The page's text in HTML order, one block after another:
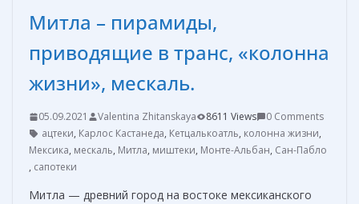
Митла – пирамиды,
приводящие в транс, «колонна
жизни», мескаль.
05.09.2021 Valentina Zhitanskaya 8611 Views
0 Comments
ацтеки, Карлос Кастанеда, Кетцалькоатль, колонна жизни,
Мексика, мескаль, Митла, миштеки, Монте-Альбан, Сан-Пабло
, сапотеки
Митла — древний город на востоке мексиканского